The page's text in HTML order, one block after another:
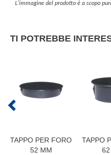
L'immagine del prodotto è a scopo
TI POTREBBE
TAPPO PER FORO
52 MM
TAPPO